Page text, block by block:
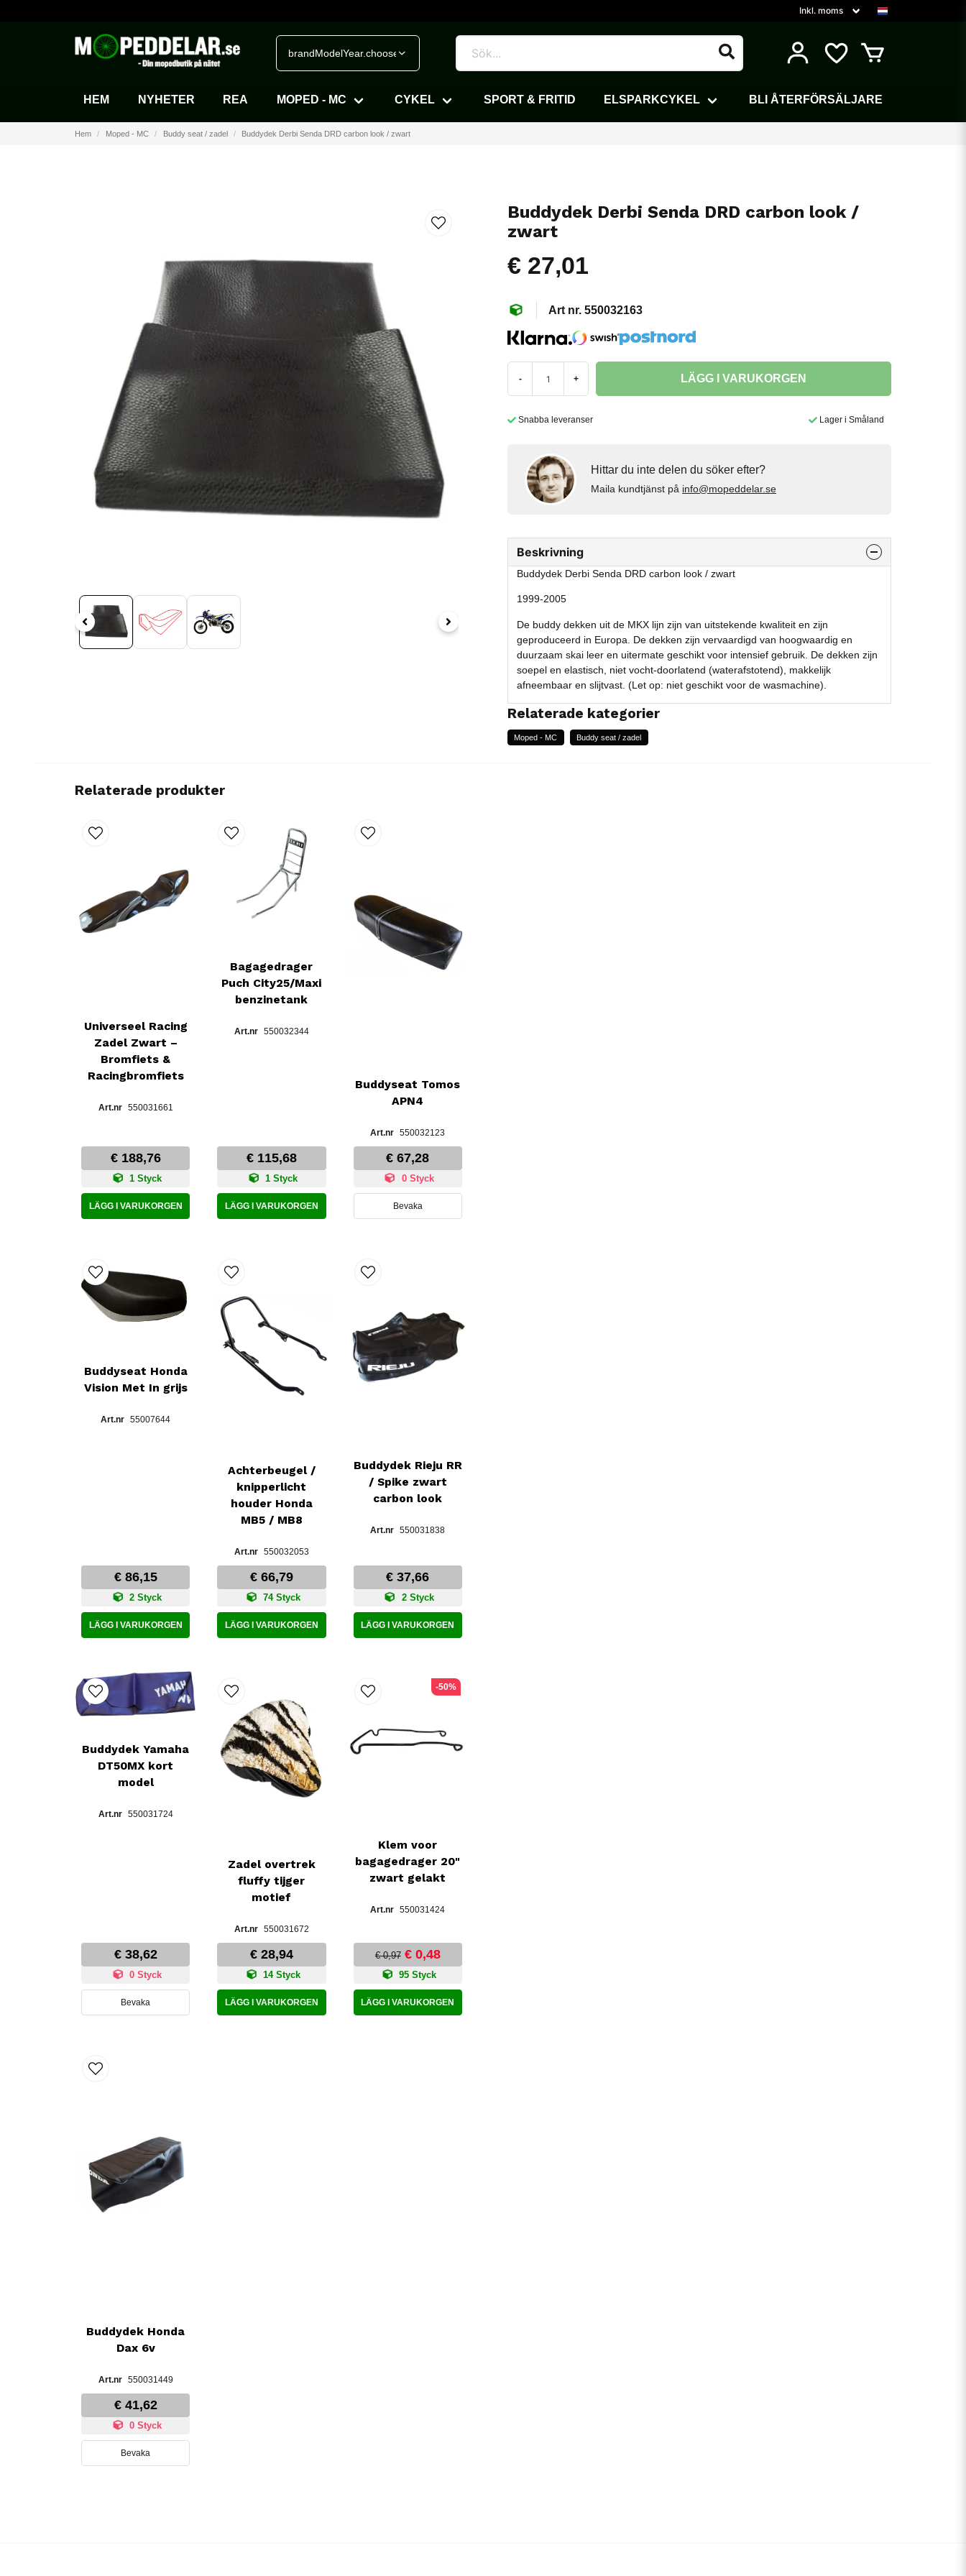
brandModelYear.chooseVehicle
HEM NYHETER REA MOPED - MC CYKEL SPORT & FRITID ELSPARKCYKEL BLI ÅTERFÖRSÄLJARE
Hem Moped - MC Buddy seat / zadel Buddydek Derbi Senda DRD carbon look / zwart
Buddydek Derbi Senda DRD carbon look /
zwart
€ 27,01
550032163
- + LÄGG I VARUKORGEN
Snabba leveranser Lager i Småland
Hittar du inte delen du söker efter?
Maila kundtjänst på info@mopeddelar.se
Beskrivning
Buddydek Derbi Senda DRD carbon look / zwart
1999-2005
De buddy dekken uit de MKX lijn zijn van uitstekende kwaliteit en zijn
geproduceerd in Europa. De dekken zijn vervaardigd van hoogwaardig en
duurzaam skai leer en uitermate geschikt voor intensief gebruik. De dekken zijn
soepel en elastisch, niet vocht-doorlatend (waterafstotend), makkelijk
afneembaar en slijtvast. (Let op: niet geschikt voor de wasmachine).
Relaterade kategorier
Moped - MC Buddy seat / zadel
Relaterade produkter
Universeel Racing
Zadel Zwart –
Bromfiets &
Racingbromfiets
550031661
€ 188,76
1 Styck
LÄGG I VARUKORGEN
Bagagedrager
Puch City25/Maxi
benzinetank
550032344
€ 115,68
1 Styck
LÄGG I VARUKORGEN
Buddyseat Tomos
APN4
550032123
€ 67,28
0 Styck
Bevaka
Buddyseat Honda
Vision Met In grijs
55007644
€ 86,15
2 Styck
LÄGG I VARUKORGEN
Achterbeugel /
knipperlicht
houder Honda
MB5 / MB8
550032053
€ 66,79
74 Styck
LÄGG I VARUKORGEN
Buddydek Rieju RR
/ Spike zwart
carbon look
550031838
€ 37,66
2 Styck
LÄGG I VARUKORGEN
Buddydek Yamaha
DT50MX kort
model
550031724
€ 38,62
0 Styck
Bevaka
Zadel overtrek
fluffy tijger
motief
550031672
€ 28,94
14 Styck
LÄGG I VARUKORGEN
Klem voor
bagagedrager 20"
zwart gelakt
550031424
€ 0,97 € 0,48
95 Styck
LÄGG I VARUKORGEN
-50%
Buddydek Honda
Dax 6v
550031449
€ 41,62
0 Styck
Bevaka